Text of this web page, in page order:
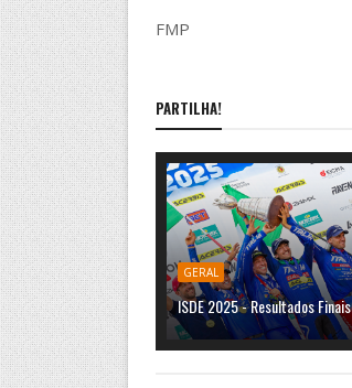
FMP
PARTILHA!
GERAL
ISDE 2025 - Resultados Finais